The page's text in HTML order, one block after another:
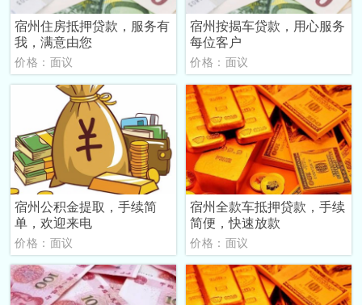
宿州住房抵押贷款，服务有
我，满意由您
价格：面议
宿州按揭车贷款，用心服务
每位客户
价格：面议
宿州公积金提取，手续简
单，欢迎来电
价格：面议
宿州全款车抵押贷款，手续
简便，快速放款
价格：面议